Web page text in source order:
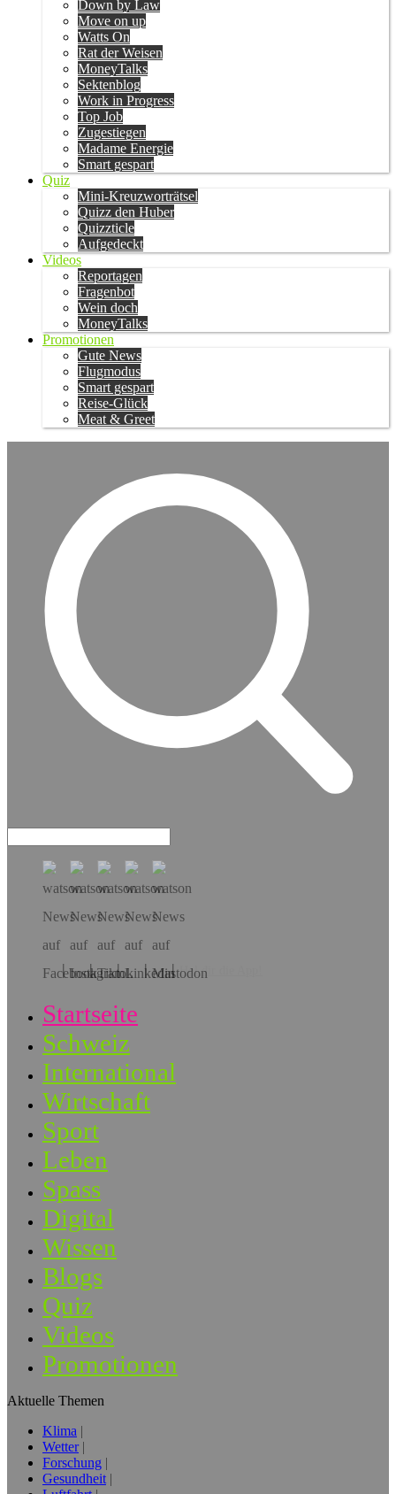
Down by Law
Move on up
Watts On
Rat der Weisen
MoneyTalks
Sektenblog
Work in Progress
Top Job
Zugestiegen
Madame Energie
Smart gespart
Quiz
Mini-Kreuzworträtsel
Quizz den Huber
Quizzticle
Aufgedeckt
Videos
Reportagen
Fragenbot
Wein doch
MoneyTalks
Promotionen
Gute News
Flugmodus
Smart gespart
Reise-Glück
Meat & Greet
Hol dir die App!
Startseite
Schweiz
International
Wirtschaft
Sport
Leben
Spass
Digital
Wissen
Blogs
Quiz
Videos
Promotionen
Aktuelle Themen
Klima
Wetter
Forschung
Gesundheit